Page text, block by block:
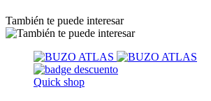
También te puede interesar
Quick shop